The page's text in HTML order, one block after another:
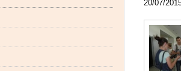
20/07/